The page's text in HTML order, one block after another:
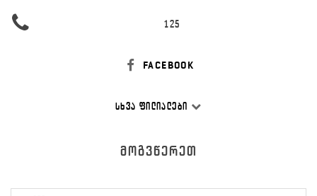
125
FACEBOOK
ᲡᲮᲕᲐ ᲤᲘᲚᲘᲐᲚᲔᲑᲘ
ᲛᲝᲒᲕᲬᲔᲠᲔᲗ